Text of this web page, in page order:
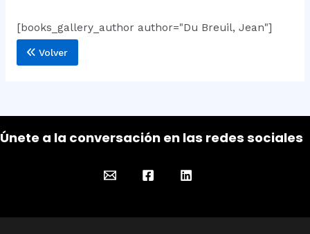
[books_gallery_author author="Du Breuil, Jean"]
Volver
Únete a la conversación en las redes sociales